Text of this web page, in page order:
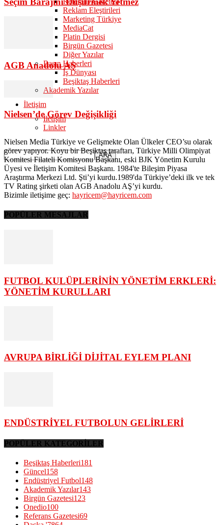
Reklam Eleştirileri
Marketing Türkiye
MediaCat
Platin Dergisi
Birgün Gazetesi
Diğer Yazılar
Basın Haberleri
İş Dünyası
Beşiktaş Haberleri
Akademik Yazılar
İletişim
İletişim
Linkler
AGB Anadolu AŞ
Nielsen’de Görev Değişikliği
Nielsen Media Türkiye ve Gelişmekte Olan Ülkeler CEO’su olarak
görev yapıyor. Koyu bir Beşiktaş taraftarı, Türkiye Milli Olimpiyat
Komitesi Filateli Komisyonu Başkanı, eski BJK Yönetim Kurulu
Üyesi ve İletişim Komitesi Başkanı. 1984'te Bileşim Piyasa
Araştırma Merkezi Ltd. Şti’yi kurdu.1989'da Türkiye’deki ilk ve tek
TV Rating şirketi olan AGB Anadolu AŞ’yi kurdu.
Bizimle iletişime geç: hayricem@hayricem.com
POPÜLER MESAJLAR
FUTBOL KULÜPLERİNİN YÖNETİM ERKLERİ:
YÖNETİM KURULLARI
AVRUPA BİRLİĞİ DİJİTAL EYLEM PLANI
ENDÜSTRİYEL FUTBOLUN GELİRLERİ
POPÜLER KATEGORİLER
Beşiktaş Haberleri181
Güncel158
Endüstriyel Futbol148
Akademik Yazılar143
Birgün Gazetesi123
Onedio100
Referans Gazetesi69